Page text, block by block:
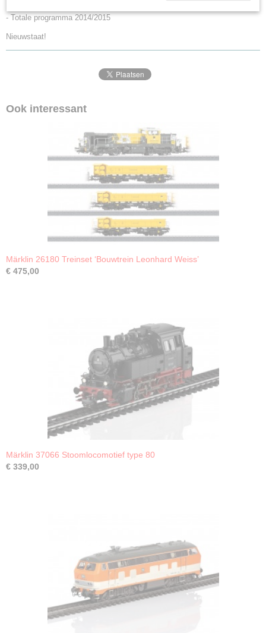
- Totale programma 2014/2015
Nieuwstaat!
Ook interessant
Märklin 26180 Treinset ‘Bouwtrein Leonhard Weiss’
€ 475,00
Märklin 37066 Stoomlocomotief type 80
€ 339,00